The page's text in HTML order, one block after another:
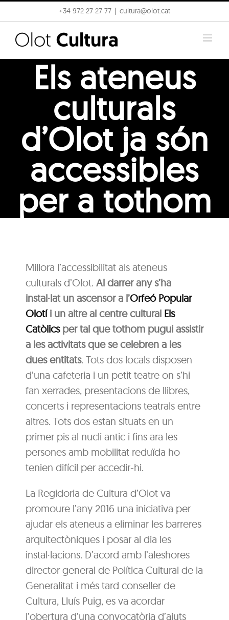
to
content
+34 972 27 27 77 cultura@olot.cat
Els ateneus
culturals
d’Olot ja són
accessibles
per a tothom
Millora l’accessibilitat als ateneus
culturals d’Olot. Al darrer any s’ha
instal·lat un ascensor a l’Orfeó Popular
Olotíi un altre al centre cultural Els
Catòlicsper tal que tothom pugui assistir
a les activitats que se celebren a les
dues entitats. Tots dos locals disposen
d’una cafeteria i un petit teatre on s’hi
fan xerrades, presentacions de llibres,
concerts i representacions teatrals entre
altres. Tots dos estan situats en un
primer pis al nucli antic i fins ara les
persones amb mobilitat reduïda ho
tenien difícil per accedir-hi.
La Regidoria de Cultura d’Olot va
promoure l’any 2016 una iniciativa per
ajudar els ateneus a eliminar les barreres
arquitectòniques i posar al dia les
instal·lacions. D’acord amb l’aleshores
director general de Política Cultural de la
Generalitat i més tard conseller de
Cultura, Lluís Puig, es va acordar
l’obertura d’una convocatòria d’ajuts